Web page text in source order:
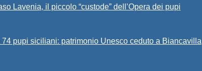
Lavenia, il piccolo “custode” dell’Opera dei pupi
pupi siciliani: patrimonio Unesco ceduto a Biancavilla